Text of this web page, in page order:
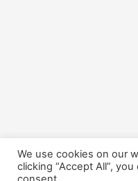
We use cookies on our
clicking “Accept All”,